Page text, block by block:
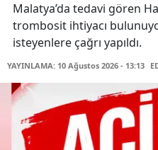
Malatya’da tedavi gören
trombosit ihtiyacı
isteyenlere çağrı yapıldı.
YAYINLAMA: 10 Ağustos 2026 - 13:13